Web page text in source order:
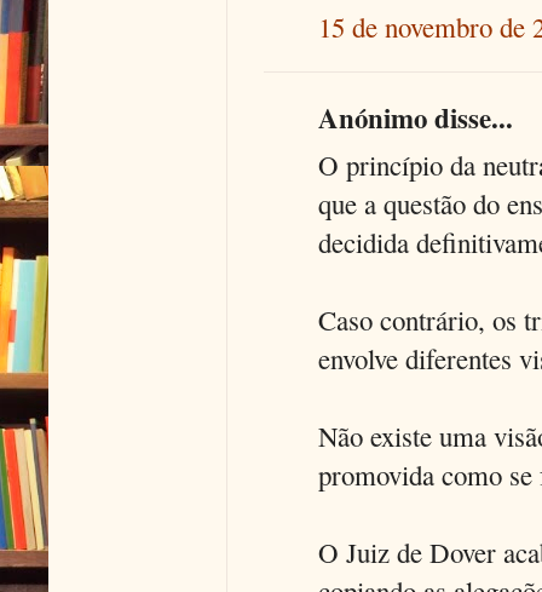
15 de novembro de
Anónimo disse...
O princípio da
que a questão do
decidida
Caso contrário, os
envolve diferentes
Não existe uma
promovida como se
O Juiz de Dover